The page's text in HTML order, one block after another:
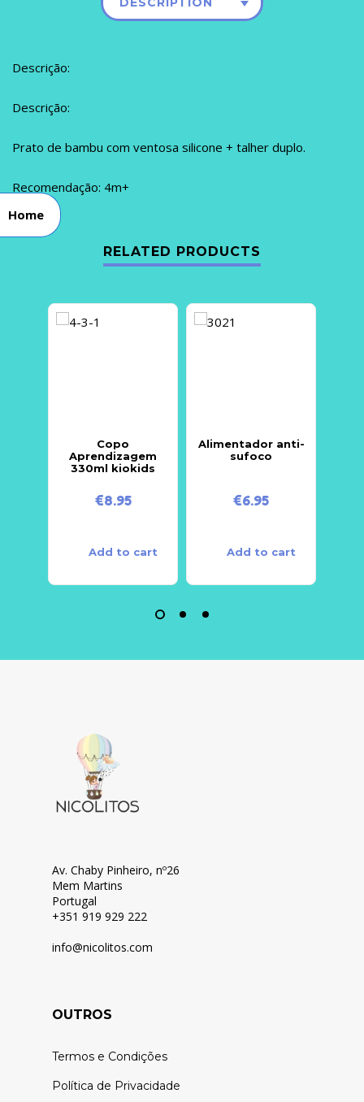
Descrição:
Descrição:
Prato de bambu com ventosa silicone + talher duplo.
Recomendação: 4m+
RELATED PRODUCTS
Copo
Aprendizagem
330ml kiokids
€8.95
Add to cart
Alimentador anti-
sufoco
€6.95
Add to cart
Home
Av. Chaby Pinheiro, nº26
Mem Martins
Portugal
+351 919 929 222
info@nicolitos.com
OUTROS
Termos e Condições
Política de Privacidade